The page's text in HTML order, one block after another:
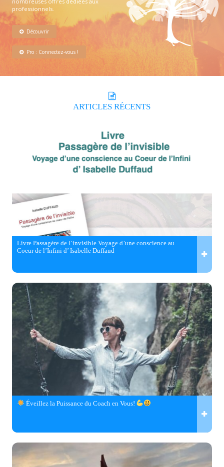
professionnels.
Découvrir
Pro : Connectez-vous !
ARTICLES RÉCENTS
Livre Passagère de l’invisible Voyage d’une conscience au
Coeur de l’Infini d’ Isabelle Duffaud
Éveillez la Puissance du Coach en Vous!